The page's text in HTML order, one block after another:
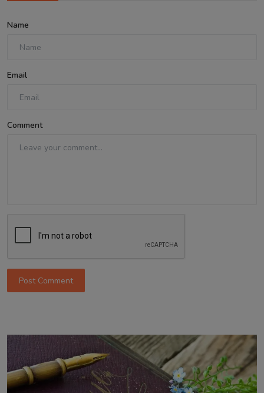
Name
Email
Comment
Post Comment